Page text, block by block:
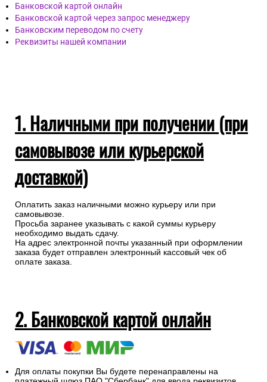
Банковской картой онлайн
Банковской картой через запрос менеджеру
Банковским переводом по счету
Реквизиты нашей компании
1. Наличными при получении (при
самовывозе или курьерской
доставкой)
Оплатить заказ наличными можно курьеру или при
самовывозе.
Просьба заранее указывать с какой суммы курьеру
необходимо выдать сдачу.
На адрес электронной почты указанный при оформлении
заказа будет отправлен электронный кассовый чек об
оплате заказа.
2. Банковской картой онлайн
Для оплаты покупки Вы будете перенаправлены на